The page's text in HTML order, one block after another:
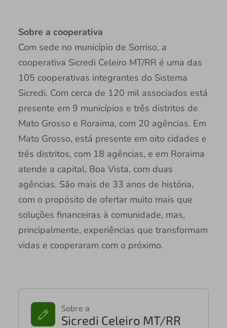
Sobre a cooperativa
Com sede no município de Sorriso, a
cooperativa Sicredi Celeiro MT/RR é uma das
105 cooperativas integrantes do Sistema
Sicredi. Com cerca de 120 mil associados está
presente em 9 municípios e três distritos de
Mato Grosso e Roraima, com 20 agências. Em
Mato Grosso, está presente em oito cidades e
três distritos, com 18 agências, e em Roraima
atende a capital, Boa Vista, com duas
agências. São mais de 33 anos de história,
com o propósito de ofertar muito mais que
soluções financeiras à comunidade, mas,
principalmente, experiências que transformam
vidas e cooperaram com o próximo.
Sobre a
Sicredi Celeiro MT/RR